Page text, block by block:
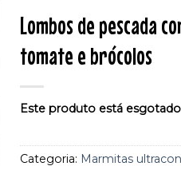
Lombos de pescada
tomate e brócolos
Este produto está
Categoria: Marmitas